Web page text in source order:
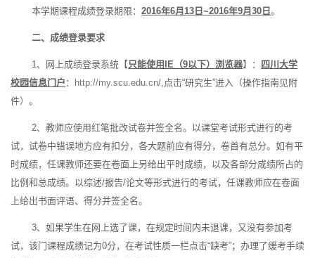
本学期课程成绩登录期限：2016年6月13日~2016年9月30日。
二、成绩登录要求
1、网上成绩登录系统【 只能使用IE（9以下）浏览器】：
四川大学
校园信息门户 ： http://my.scu.edu.cn/,点击“研究生”进入（操作指南见附
件）。
2、教师应使用红笔批改试卷并签全名。以课堂考试形式进行的考
试，试卷中错误地方应有扣分，各大题前应有得分，卷首有总分。如有平
时成绩，任课教师还要在卷面上另给出平时成绩，以及各部分成绩所占的
比例和总成绩。以综述/报告/论文等形式进行的考试，任课教师应在卷面
上给出书面评语、得分并签全名。
3、如果学生在网上选了课，在规定时间内未退课，又没有参加考
试，该门课程成绩记为0分，在考试性质一栏点击“缺考”；办理了缓考手续